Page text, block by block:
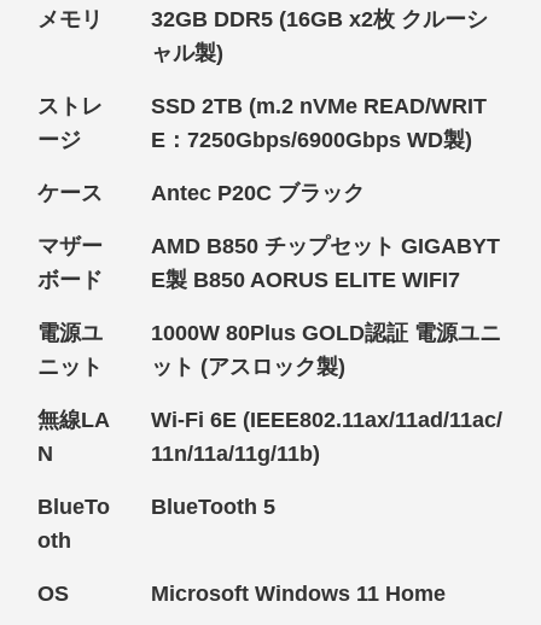
メモリ
32GB DDR5 (16GB x2枚 クルーシ
ャル製)
ストレ
ージ
SSD 2TB (m.2 nVMe READ/WRIT
E：7250Gbps/6900Gbps WD製)
ケース Antec P20C ブラック
マザー
ボード
AMD B850 チップセット GIGABYT
E製 B850 AORUS ELITE WIFI7
電源ユ
ニット
1000W 80Plus GOLD認証 電源ユニ
ット (アスロック製)
無線LA
N
Wi-Fi 6E (IEEE802.11ax/11ad/11ac/
11n/11a/11g/11b)
BlueTo
oth
BlueTooth 5
OS Microsoft Windows 11 Home